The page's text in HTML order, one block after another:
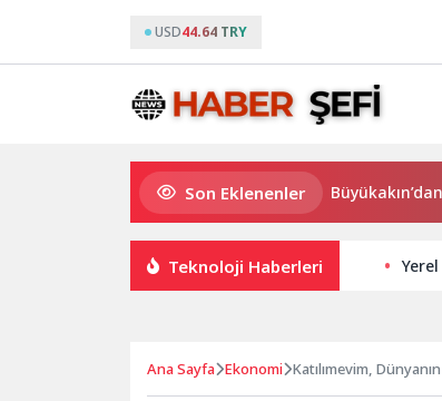
USD44.64 TRY
Son Eklenenler
Süper Enduro’da start Başkan Büyükakın’dan
Teknoloji Haberleri
Ana Sayfa Ekonomi Katılımevim,